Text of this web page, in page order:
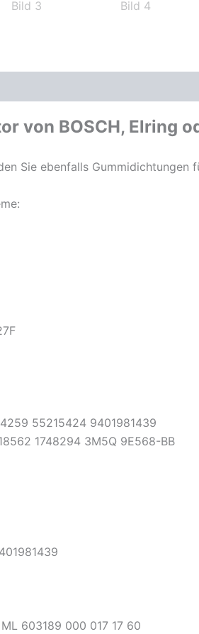
von BOSCH, Elring
Sie ebenfalls
55215424 9401981439
1748294 3M5Q 9E568-BB
603189 000 017 17 60